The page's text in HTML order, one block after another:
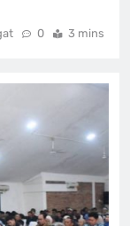
0 3 mins